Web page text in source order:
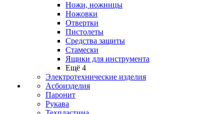
Ножи, ножницы
Ножовки
Отвертки
Пистолеты
Средства защиты
Стамески
Ящики для инструмента
Ещё 4
Электротехнические изделия
Асбоизделия
Паронит
Рукава